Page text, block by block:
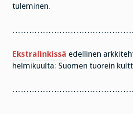
tuleminen.
Ekstralinkissä edellinen
helmikuulta: Suomen tuorein